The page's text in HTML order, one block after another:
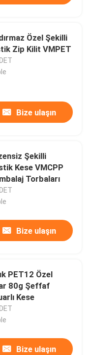
Özel Şekilli
Zip Kilit VMPET
Bize ulaşın
Şekilli
Kese VMCPP
Torbaları
Bize ulaşın
PET12 Özel
80g Şeffaf
Kese
Bize ulaşın